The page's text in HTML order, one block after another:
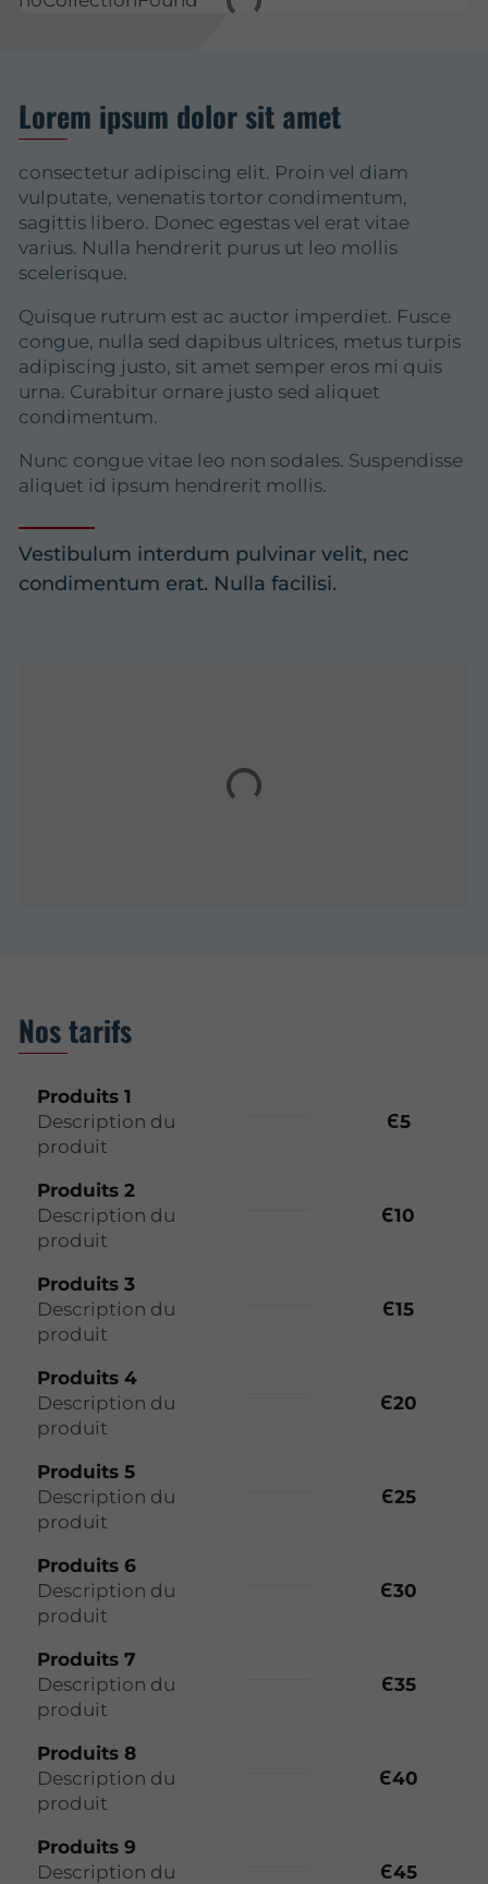
Lorem ipsum dolor sit amet
consectetur adipiscing elit. Proin vel diam
vulputate, venenatis tortor condimentum,
sagittis libero. Donec egestas vel erat vitae
varius. Nulla hendrerit purus ut leo mollis
scelerisque.
Quisque rutrum est ac auctor imperdiet. Fusce
congue, nulla sed dapibus ultrices, metus turpis
adipiscing justo, sit amet semper eros mi quis
urna. Curabitur ornare justo sed aliquet
condimentum.
Nunc congue vitae leo non sodales. Suspendisse
aliquet id ipsum hendrerit mollis.
Vestibulum interdum pulvinar velit, nec
condimentum erat. Nulla facilisi.
Nos tarifs
Produits 1
Description du
produit
Є5
Produits 2
Description du
produit
Є10
Produits 3
Description du
produit
Є15
Produits 4
Description du
produit
Є20
Produits 5
Description du
produit
Є25
Produits 6
Description du
produit
Є30
Produits 7
Description du
produit
Є35
Produits 8
Description du
produit
Є40
Produits 9
Description du
Є45